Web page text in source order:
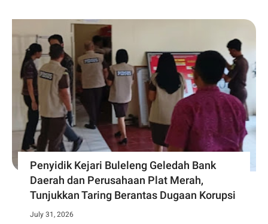
Penyidik Kejari Buleleng Geledah Bank
Daerah dan Perusahaan Plat Merah,
Tunjukkan Taring Berantas Dugaan Korupsi
July 31, 2026